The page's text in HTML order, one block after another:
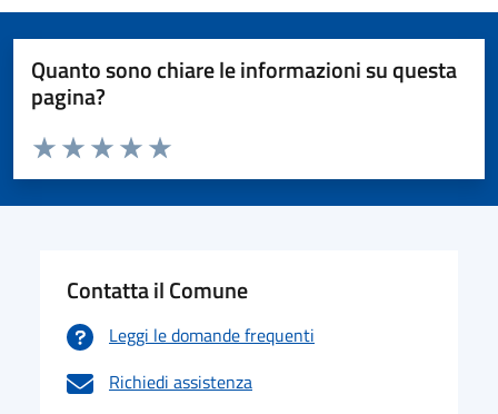
Quanto sono chiare le informazioni su questa
pagina?
Valuta da 1 a 5 stelle la pagina
Valuta 5 stelle su 5
Valuta 4 stelle su 5
Valuta 3 stelle su 5
Valuta 2 stelle su 5
Valuta 1 stelle su 5
Contatta il Comune
Leggi le domande frequenti
Richiedi assistenza